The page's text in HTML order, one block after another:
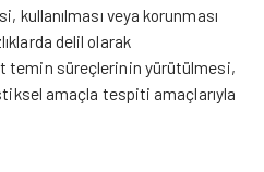
kullanılması veya korunması
delil olarak
temin süreçlerinin yürütülmesi,
amaçla tespiti amaçlarıyla